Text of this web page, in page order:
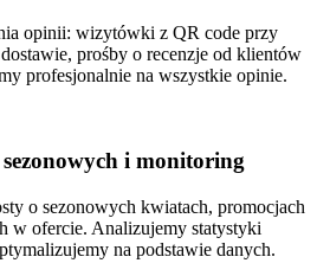
opinii: wizytówki z QR code przy
prośby o recenzje od klientów
profesjonalnie na wszystkie opinie.
i monitoring
o sezonowych kwiatach, promocjach
w ofercie. Analizujemy statystyki
na podstawie danych.